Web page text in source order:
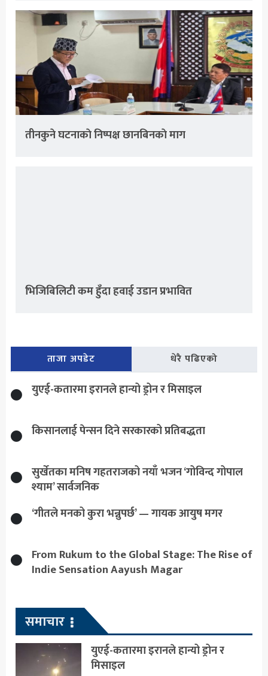
तीनकुने घटनाकाे निष्पक्ष छानबिनकाे माग
भिजिबिलिटी कम हुँदा हवाई उडान प्रभावित
ताजा अपडेट धेरै पढिएको
युएई-कतारमा इरानले हान्यो ड्रोन र मिसाइल
किसानलाई पेन्सन दिने सरकारको प्रतिबद्धता
सुर्खेतका मनिष गहतराजको नयाँ भजन ‘गोविन्द गोपाल
श्याम’ सार्वजनिक
‘गीतले मनको कुरा भन्नुपर्छ’ — गायक आयुष मगर
From Rukum to the Global Stage: The Rise of
Indie Sensation Aayush Magar
समाचार
युएई-कतारमा इरानले हान्यो ड्रोन र
मिसाइल